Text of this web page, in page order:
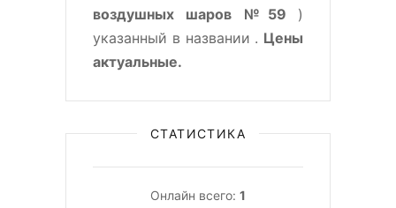
воздушных шаров №59 )
указанный в названии . Цены
актуальные.
СТАТИСТИКА
Онлайн всего: 1